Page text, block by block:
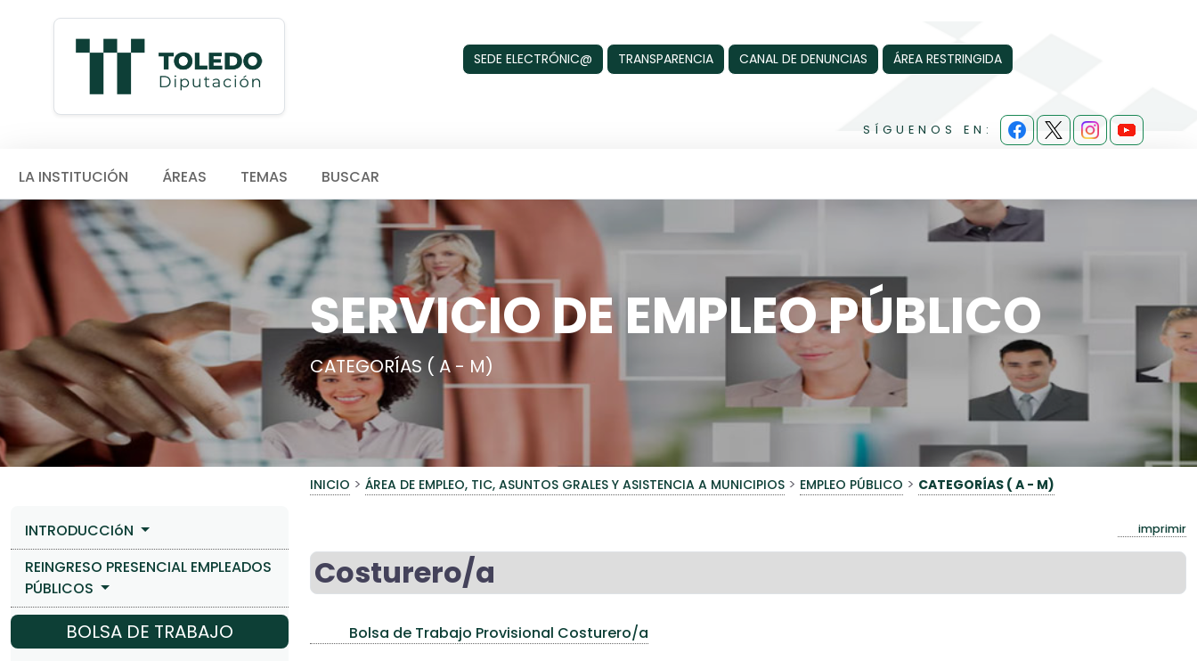
SEDE ELECTRÓNIC@ TRANSPARENCIA CANAL DE DENUNCIAS ÁREA RESTRINGIDA
SÍGUENOS EN:
LA INSTITUCIÓN ÁREAS TEMAS BUSCAR
SERVICIO DE EMPLEO PÚBLICO
CATEGORÍAS ( A - M)
INICIO > ÁREA DE EMPLEO, TIC, ASUNTOS GRALES Y ASISTENCIA A MUNICIPIOS > EMPLEO PÚBLICO > CATEGORÍAS ( A - M)
INTRODUCCIóN
REINGRESO PRESENCIAL EMPLEADOS
PÚBLICOS
BOLSA DE TRABAJO
imprimir
Costurero/a
Bolsa de Trabajo Provisional Costurero/a